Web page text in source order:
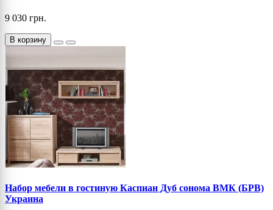
9 030 грн.
В корзину
Набор мебели в гостиную Каспиан Дуб сонома ВМК (БРВ)
Украина